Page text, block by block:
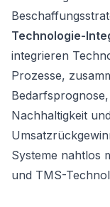
Technologie-
integrieren
Prozesse,
Nachhaltigkeit
Systeme nahtlos
und TMS-